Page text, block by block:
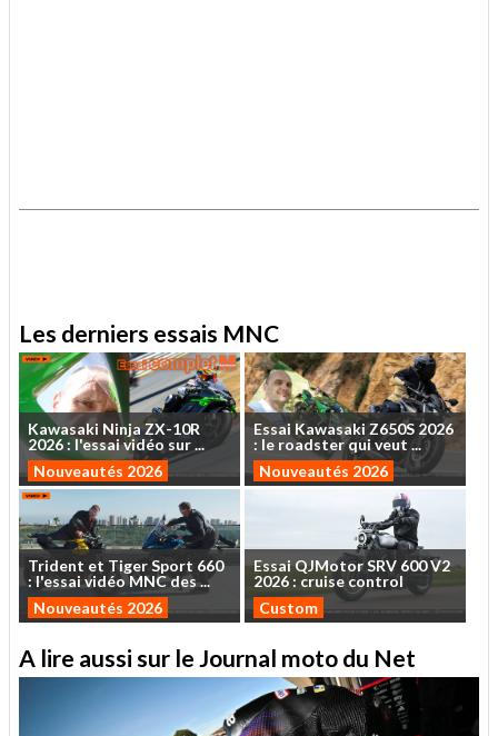
Les derniers essais MNC
Kawasaki NinjaZX-10R
2026: l'essaividéo sur...
Nouveautés 2026
Essai Kawasaki Z650S 2026
: le roadsterquiveut ...
Nouveautés 2026
Trident et TigerSport 660
: l'essaividéo MNCdes...
Nouveautés 2026
EssaiQJMotorSRV 600V2
2026 : cruise control
Custom
A lire aussi sur le Journal moto du Net